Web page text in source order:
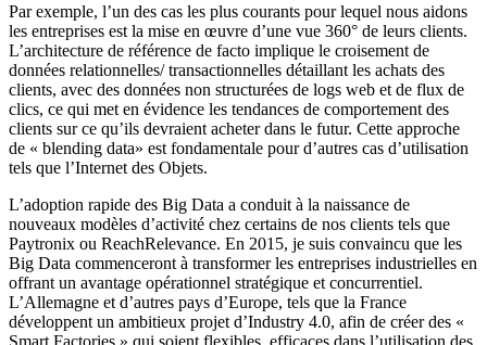
Par exemple, l’un des cas les plus courants pour lequel nous aidons
les entreprises est la mise en œuvre d’une vue 360° de leurs clients.
L’architecture de référence de facto implique le croisement de
données relationnelles/ transactionnelles détaillant les achats des
clients, avec des données non structurées de logs web et de flux de
clics, ce qui met en évidence les tendances de comportement des
clients sur ce qu’ils devraient acheter dans le futur. Cette approche
de « blending data» est fondamentale pour d’autres cas d’utilisation
tels que l’Internet des Objets.
L’adoption rapide des Big Data a conduit à la naissance de
nouveaux modèles d’activité chez certains de nos clients tels que
Paytronix ou ReachRelevance. En 2015, je suis convaincu que les
Big Data commenceront à transfor­mer les entreprises industrielles en
offrant un avantage opérationnel stratégique et concurrentiel.
L’Allemagne et d’autres pays d’Europe, tels que la France
développent un ambitieux projet d’Industry 4.0, afin de créer des «
Smart Factories » qui soient flexibles, efficaces dans l’utilisation des